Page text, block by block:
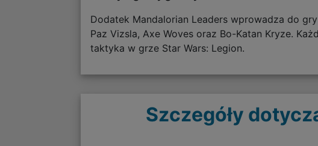
Dodatek Mandalorian Leaders wprowadza do
Paz Vizsla, Axe Woves oraz Bo-Katan Kryze.
taktyka w grze Star Wars: Legion.
Szczegóły